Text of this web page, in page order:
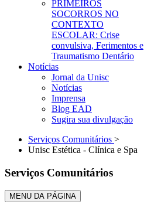
PRIMEIROS
SOCORROS NO
CONTEXTO
ESCOLAR: Crise
convulsiva, Ferimentos e
Traumatismo Dentário
Notícias
Jornal da Unisc
Notícias
Imprensa
Blog EAD
Sugira sua divulgação
Serviços Comunitários >
Unisc Estética - Clínica e Spa
Serviços Comunitários
MENU DA PÁGINA